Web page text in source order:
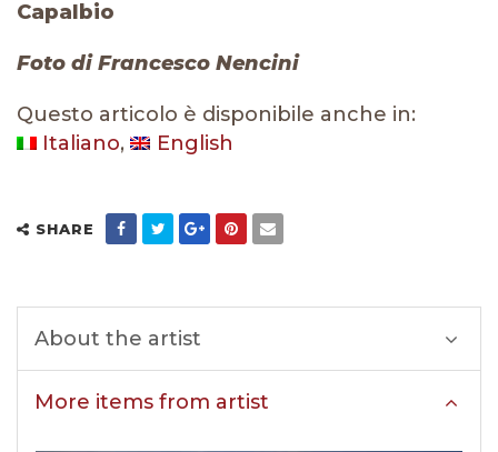
Capalbio
Foto di Francesco Nencini
Questo articolo è disponibile anche in:
Italiano
English
SHARE
About the artist
More items from artist